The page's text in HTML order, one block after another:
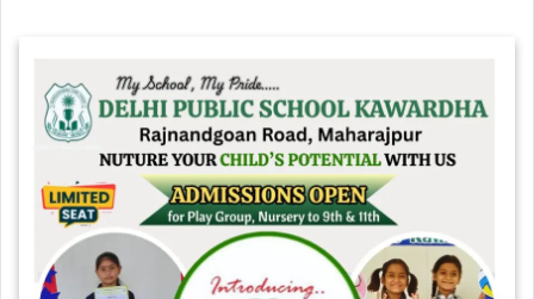
e
b
o
k
s
A
p
p
gr
a
m
e